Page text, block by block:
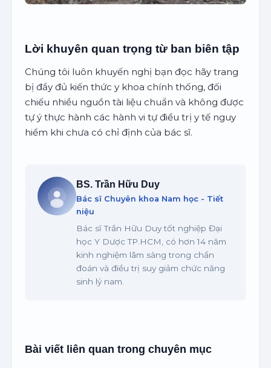
Lời khuyên quan trọng từ ban biên tập
Chúng tôi luôn khuyến nghị bạn đọc hãy trang
bị đầy đủ kiến thức y khoa chính thống, đối
chiếu nhiều nguồn tài liệu chuẩn và không được
tự ý thực hành các hành vi tự điều trị y tế nguy
hiểm khi chưa có chỉ định của bác sĩ.
BS. Trần Hữu Duy
Bác sĩ Chuyên khoa Nam học - Tiết
niệu
Bác sĩ Trần Hữu Duy tốt nghiệp Đại
học Y Dược TP.HCM, có hơn 14 năm
kinh nghiệm lâm sàng trong chẩn
đoán và điều trị suy giảm chức năng
sinh lý nam.
Bài viết liên quan trong chuyên mục